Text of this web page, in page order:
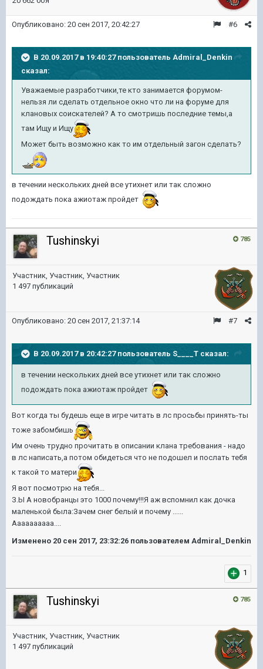
#6
Опубликовано: 20 сен 2017, 20:42:27
В 20.09.2017 в 19:40:27 пользователь Admiral_Denkin
сказал:
Уважаемые разработчики,те кто занимается форумом-
нельзя ли сделать отдельное окно что ли на форуме для
клановых соискателей? А то смотришь последние темы,а
там Ищу и Ищу
Может быть возможно как то им отдельный загон сделать?
в течении нескольких дней все утихнет или так сложно
подождать пока ажиотаж пройдет
785
Tushinskyi
Участник, Участник, Участник
1 497 публикаций
#7
Опубликовано: 20 сен 2017, 21:37:14
В 20.09.2017 в 20:42:27 пользователь S____T сказал:
в течении нескольких дней все утихнет или так сложно
подождать пока ажиотаж пройдет
Вот когда ты будешь еще в игре читать в лс просьбы принять-ты
тоже забомбишь
Им очень трудно прочитать в описании клана требования - надо
в лс написать,а потом обидеться что не подошел и послать тебя
к такой то матери
Я вот посмотрю на тебя...
З.Ы А новобранцы это 1000 почему!!!Я аж вспомнил как дочка
маленькой была:Зачем снег белый и почему ......
Аааааааааа....
Изменено 20 сен 2017, 23:32:26 пользователем Admiral_Denkin
1
785
Tushinskyi
Участник, Участник, Участник
1 497 публикаций